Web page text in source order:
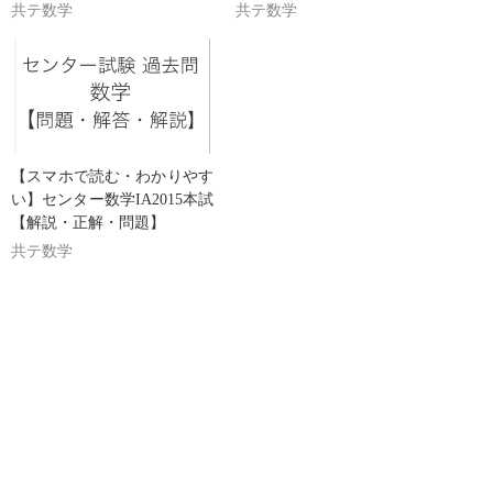
共テ数学 共テ数学
【スマホで読む・わかりやす
い】センター数学IA2015本試
【解説・正解・問題】
共テ数学